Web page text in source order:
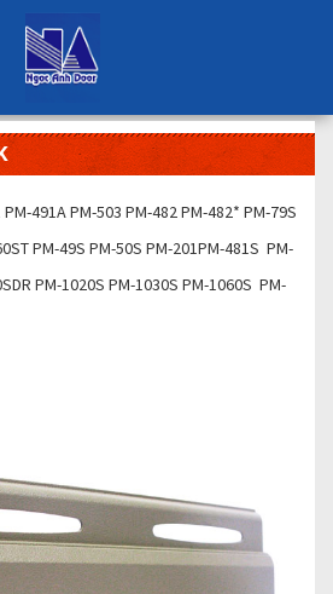
491A PM-503 PM-482 PM-482* PM-79S
PM-49S PM-50S PM-201PM-481S PM-
PM-1020S PM-1030S PM-1060S PM-